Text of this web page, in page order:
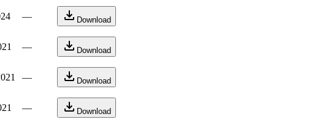
— Download
— Download
— Download
— Download